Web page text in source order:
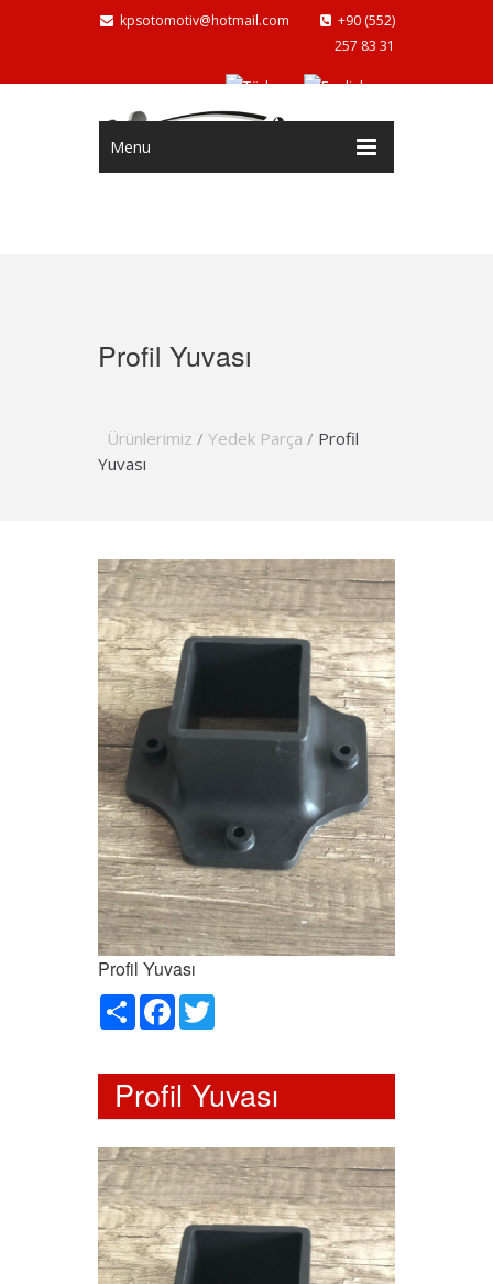
kpsotomotiv@hotmail.com
+90 (552)
257 83 31
Menu
Profil Yuvası
Ürünlerimiz / Yedek Parça / Profil
Yuvası
Profil Yuvası
PaylaşFacebook
Profil Yuvası